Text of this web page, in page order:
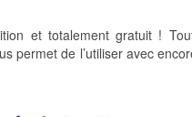
et totalement gratuit !
permet de l’utiliser avec